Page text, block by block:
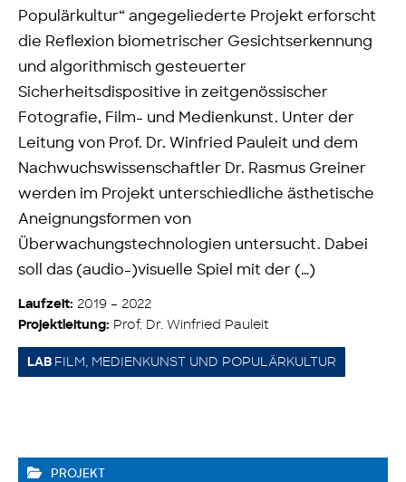
Populärkultur“ angegeliederte Projekt erforscht
die Reflexion biometrischer Gesichtserkennung
und algorithmisch gesteuerter
Sicherheitsdispositive in zeitgenössischer
Fotografie, Film- und Medienkunst. Unter der
Leitung von Prof. Dr. Winfried Pauleit und dem
Nachwuchswissenschaftler Dr. Rasmus Greiner
werden im Projekt unterschiedliche ästhetische
Aneignungsformen von
Überwachungstechnologien untersucht. Dabei
soll das (audio-)visuelle Spiel mit der (…)
Laufzeit: 2019 – 2022
Projektleitung: Prof. Dr. Winfried Pauleit
LAB FILM, MEDIENKUNST UND POPULÄRKULTUR
PROJEKT